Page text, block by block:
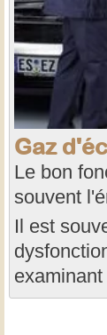
Gaz
Le bon
souvent
Il est